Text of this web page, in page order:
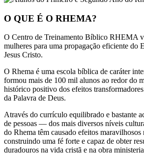
O QUE É O RHEMA?
O Centro de Treinamento Bíblico RHEMA
mulheres para uma propagação eficiente do
Jesus Cristo.
O Rhema é uma escola bíblica de caráter
formou mais de 100 mil alunos ao redor do
histórico positivo dos efeitos
da Palavra de Deus.
Através do currículo equilibrado e bastante
de pessoas — dos mais diversos níveis
do Rhema têm causado efeitos
construindo uma fé forte e capaz de obter
duradouros na vida cristã e na obra